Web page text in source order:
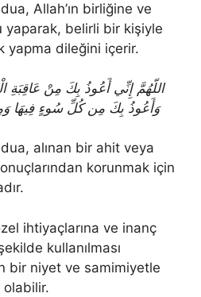
Allah’ın birliğine ve
yaparak, belirli bir kişiyle
yapma dileğini içerir.
اللّهُمَّ إِنِّي أَعُوذُ بِكَ مِنْ عَاقِبَةِ
وَأَعُوذُ بِكَ مِن كُلِّ سُوءٍ فِيهَا
alınan bir ahit veya
korunmak için
ihtiyaçlarına ve inanç
kullanılması
bir niyet ve samimiyetle
olabilir.